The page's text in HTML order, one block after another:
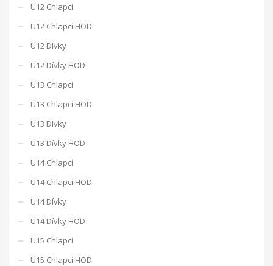
U12 Chlapci
U12 Chlapci HOD
U12 Dívky
U12 Dívky HOD
U13 Chlapci
U13 Chlapci HOD
U13 Dívky
U13 Dívky HOD
U14 Chlapci
U14 Chlapci HOD
U14 Dívky
U14 Dívky HOD
U15 Chlapci
U15 Chlapci HOD